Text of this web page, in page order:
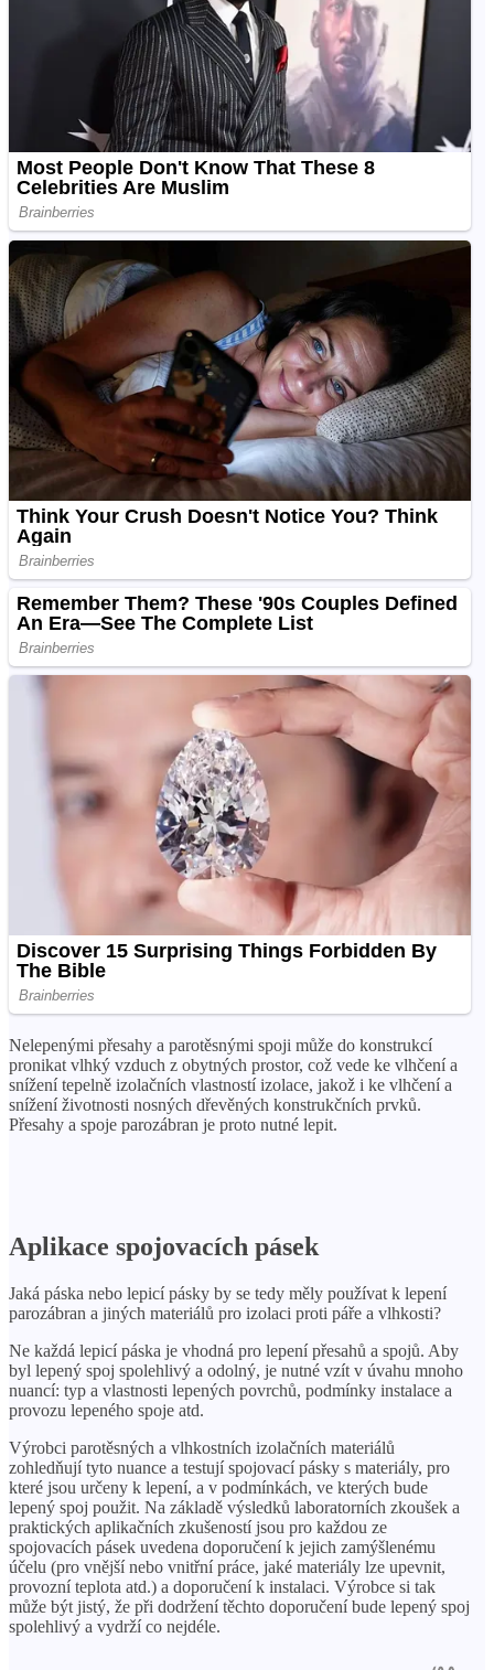
Nelepenými přesahy a parotěsnými spoji může do konstrukcí
pronikat vlhký vzduch z obytných prostor, což vede ke vlhčení a
snížení tepelně izolačních vlastností izolace, jakož i ke vlhčení a
snížení životnosti nosných dřevěných konstrukčních prvků.
Přesahy a spoje parozábran je proto nutné lepit.
Aplikace spojovacích pásek
Jaká páska nebo lepicí pásky by se tedy měly používat k lepení
parozábran a jiných materiálů pro izolaci proti páře a vlhkosti?
Ne každá lepicí páska je vhodná pro lepení přesahů a spojů. Aby
byl lepený spoj spolehlivý a odolný, je nutné vzít v úvahu mnoho
nuancí: typ a vlastnosti lepených povrchů, podmínky instalace a
provozu lepeného spoje atd.
Výrobci parotěsných a vlhkostních izolačních materiálů
zohledňují tyto nuance a testují spojovací pásky s materiály, pro
které jsou určeny k lepení, a v podmínkách, ve kterých bude
lepený spoj použit. Na základě výsledků laboratorních zkoušek a
praktických aplikačních zkušeností jsou pro každou ze
spojovacích pásek uvedena doporučení k jejich zamýšlenému
účelu (pro vnější nebo vnitřní práce, jaké materiály lze upevnit,
provozní teplota atd.) a doporučení k instalaci. Výrobce si tak
může být jistý, že při dodržení těchto doporučení bude lepený spoj
spolehlivý a vydrží co nejdéle.